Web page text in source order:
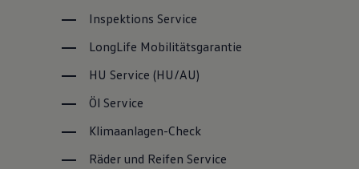
Inspektions Service
LongLife Mobilitätsgarantie
HU Service (HU/AU)
Öl Service
Klimaanlagen-Check
Räder und Reifen Service